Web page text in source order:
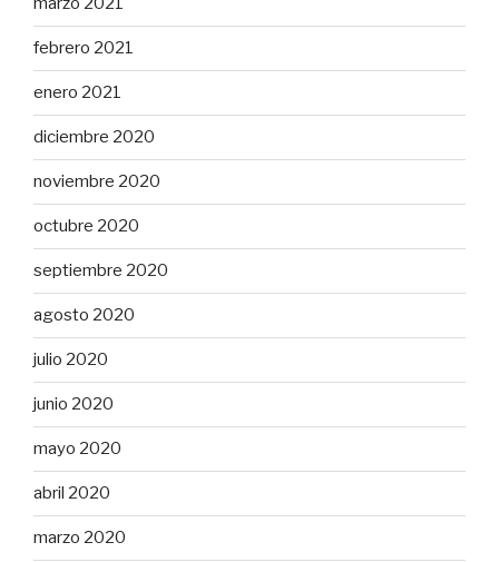
febrero 2021
enero 2021
diciembre 2020
noviembre 2020
octubre 2020
septiembre 2020
agosto 2020
julio 2020
junio 2020
mayo 2020
abril 2020
marzo 2020